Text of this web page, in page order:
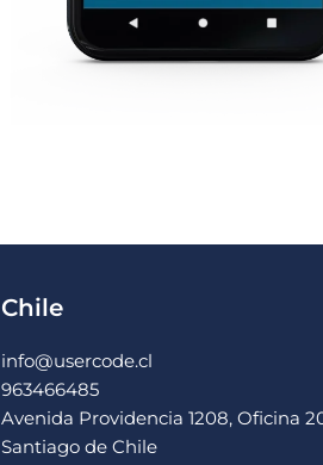
Chile
info@usercode.cl
963466485
Avenida Providencia 1208, Oficina
Santiago de Chile